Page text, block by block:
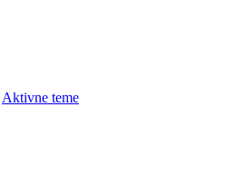
Aktivne teme